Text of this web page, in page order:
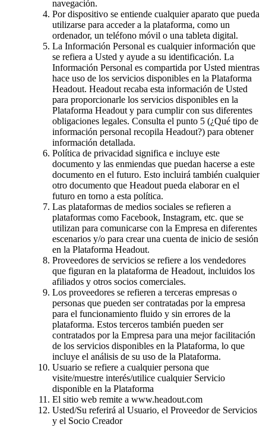
navegación.
Por dispositivo se entiende cualquier aparato que pueda
utilizarse para acceder a la plataforma, como un
ordenador, un teléfono móvil o una tableta digital.
La Información Personal es cualquier información que
se refiera a Usted y ayude a su identificación. La
Información Personal es compartida por Usted mientras
hace uso de los servicios disponibles en la Plataforma
Headout. Headout recaba esta información de Usted
para proporcionarle los servicios disponibles en la
Plataforma Headout y para cumplir con sus diferentes
obligaciones legales. Consulta el punto 5 (¿Qué tipo de
información personal recopila Headout?) para obtener
información detallada.
Política de privacidad significa e incluye este
documento y las enmiendas que puedan hacerse a este
documento en el futuro. Esto incluirá también cualquier
otro documento que Headout pueda elaborar en el
futuro en torno a esta política.
Las plataformas de medios sociales se refieren a
plataformas como Facebook, Instagram, etc. que se
utilizan para comunicarse con la Empresa en diferentes
escenarios y/o para crear una cuenta de inicio de sesión
en la Plataforma Headout.
Proveedores de servicios se refiere a los vendedores
que figuran en la plataforma de Headout, incluidos los
afiliados y otros socios comerciales.
Los proveedores se refieren a terceras empresas o
personas que pueden ser contratadas por la empresa
para el funcionamiento fluido y sin errores de la
plataforma. Estos terceros también pueden ser
contratados por la Empresa para una mejor facilitación
de los servicios disponibles en la Plataforma, lo que
incluye el análisis de su uso de la Plataforma.
Usuario se refiere a cualquier persona que
visite/muestre interés/utilice cualquier Servicio
disponible en la Plataforma
El sitio web remite a www.headout.com
Usted/Su referirá al Usuario, el Proveedor de Servicios
y el Socio Creador